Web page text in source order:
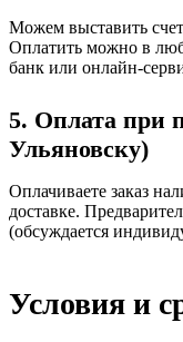
Можем выставить
Оплатить можно в
банк или онлайн-
5. Оплата при
Ульяновску)
Оплачиваете заказ
доставке.
(обсуждается
Условия и